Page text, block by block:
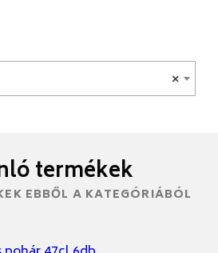
×
termékek
EBBŐL A KATEGÓRIÁBÓL